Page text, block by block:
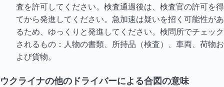
査を許可してください。検査通過後は、検査官の許可を得
てから発進してください。急加速は疑いを招く可能性があ
るため、ゆっくりと発進してください。検問所でチェック
されるもの：人物の書類、所持品（検査）、車両、荷物お
よび貨物。
ウクライナの他のドライバーによる合図の意味